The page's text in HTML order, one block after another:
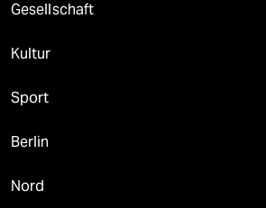
Gesellschaft
Kultur
Sport
Berlin
Nord